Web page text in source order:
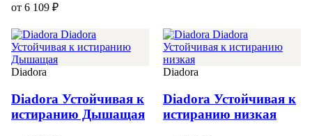
от 6 109 ₽
Diadora
Diadora Устойчивая к
истиранию Дышащая
Diadora
Diadora Устойчивая к
истиранию низкая